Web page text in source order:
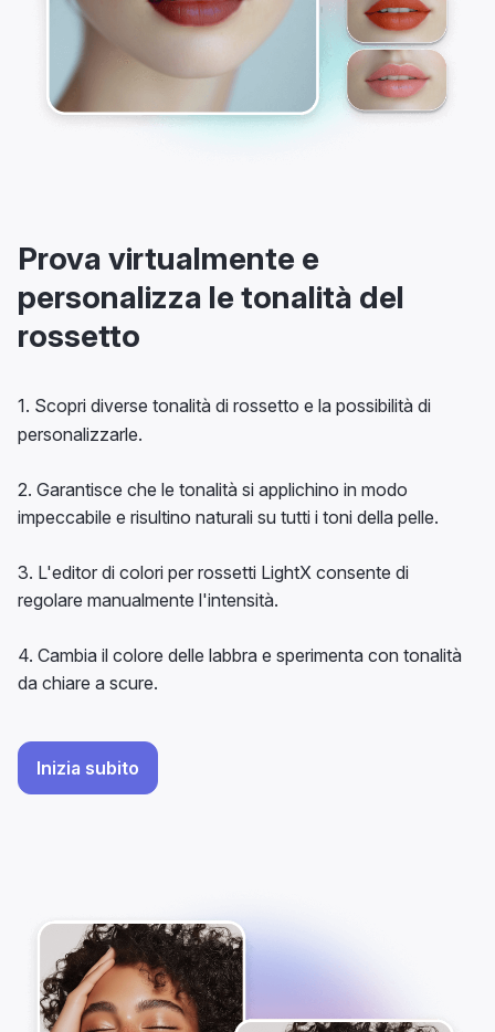
Prova virtualmente e
personalizza le tonalità del
rossetto
1. Scopri diverse tonalità di rossetto e la possibilità di
personalizzarle.
2. Garantisce che le tonalità si applichino in modo
impeccabile e risultino naturali su tutti i toni della pelle.
3. L'editor di colori per rossetti LightX consente di
regolare manualmente l'intensità.
4. Cambia il colore delle labbra e sperimenta con tonalità
da chiare a scure.
Inizia subito